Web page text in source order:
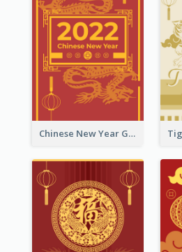
Chinese New Year Greeting Card With Graphic Decorations